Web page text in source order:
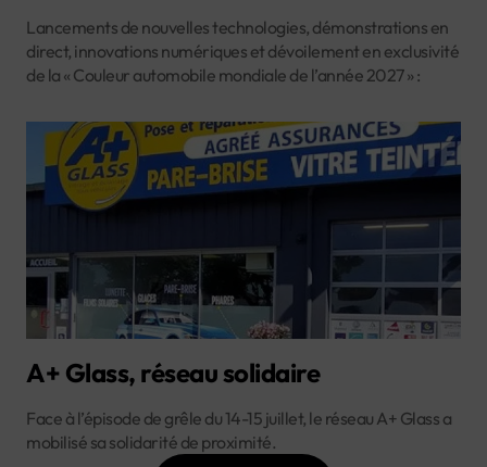
Lancements de nouvelles technologies, démonstrations en
direct, innovations numériques et dévoilement en exclusivité
de la « Couleur automobile mondiale de l’année 2027 » :
A+ Glass, réseau solidaire
Face à l’épisode de grêle du 14-15 juillet, le réseau A+ Glass a
mobilisé sa solidarité de proximité.